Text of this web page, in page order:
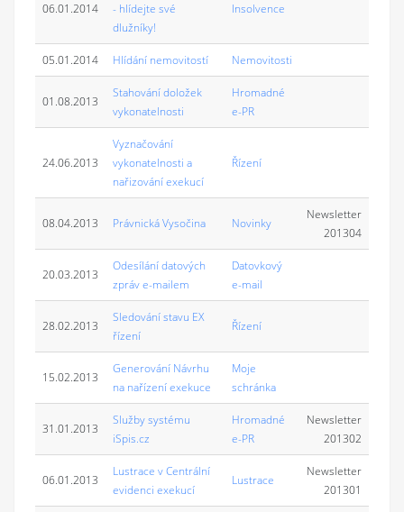
06.01.2014
- hlídejte své
dlužníky!
Insolvence
05.01.2014 Hlídání nemovitostí Nemovitosti
01.08.2013
Stahování doložek
vykonatelnosti
Hromadné
e-PR
24.06.2013
Vyznačování
vykonatelnosti a
nařizování exekucí
Řízení
08.04.2013 Právnická Vysočina Novinky
Newsletter
201304
20.03.2013
Odesílání datových
zpráv e-mailem
Datovkový
e-mail
28.02.2013
Sledování stavu EX
řízení
Řízení
15.02.2013
Generování Návrhu
na nařízení exekuce
Moje
schránka
31.01.2013
Služby systému
iSpis.cz
Hromadné
e-PR
Newsletter
201302
06.01.2013
Lustrace v Centrální
evidenci exekucí
Lustrace
Newsletter
201301